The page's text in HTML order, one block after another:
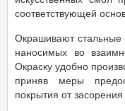
соответствующей
Окрашивают стальные
наносимых во
Окраску удобно
приняв меры
покрытия от